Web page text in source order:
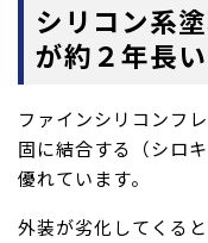
シリコン系
が約２年長い
ファインシリコンフ
固に結合する（シロ
優れています。
外装が劣化してくる